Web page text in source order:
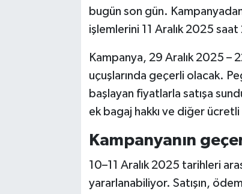
bugün son gün.
işlemlerini 11 Aralık 2025
Kampanya, 29 Aralık 2025 –
uçuşlarında geçerli olacak.
başlayan fiyatlarla satışa
ek bagaj hakkı ve diğer
Kampanyanın
10–11 Aralık 2025 tarihleri
yararlanabiliyor. Satışın,